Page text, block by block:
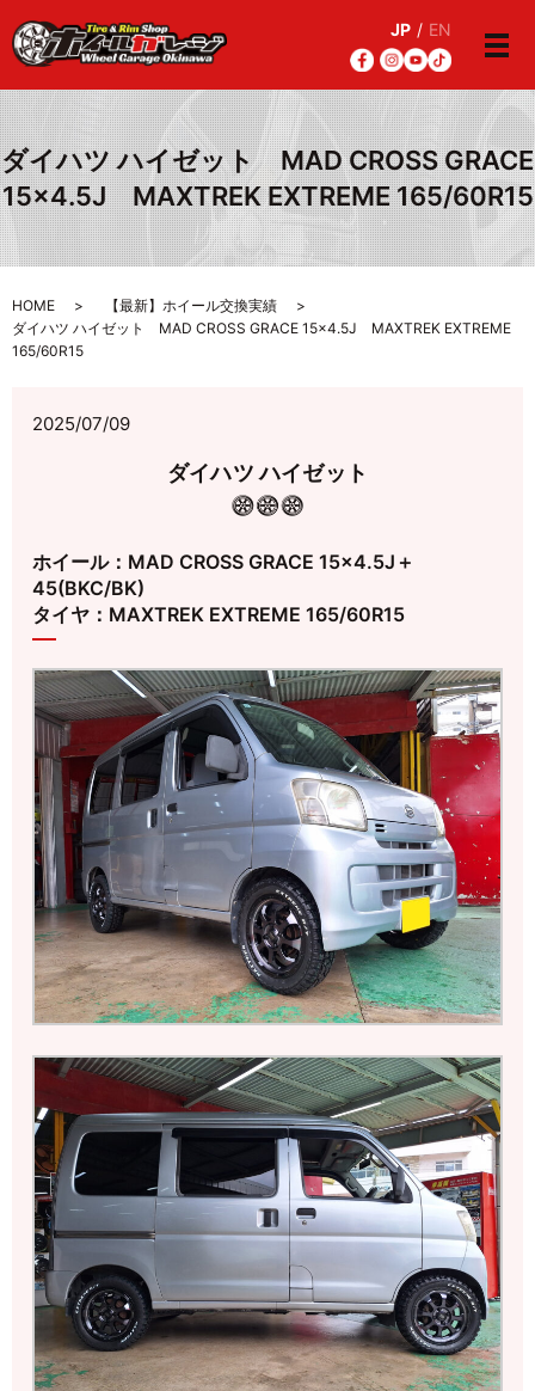
JP / EN
メ
ダイハツ ハイゼット MAD CROSS GRACE
15×4.5J MAXTREK EXTREME 165/60R15
HOME
【最新】ホイール交換実績
ダイハツ ハイゼット MAD CROSS GRACE 15×4.5J MAXTREK EXTREME
165/60R15
2025/07/09
ダイハツ ハイゼット
ホイール：MAD CROSS GRACE 15×4.5J＋
45(BKC/BK)
タイヤ：MAXTREK EXTREME 165/60R15